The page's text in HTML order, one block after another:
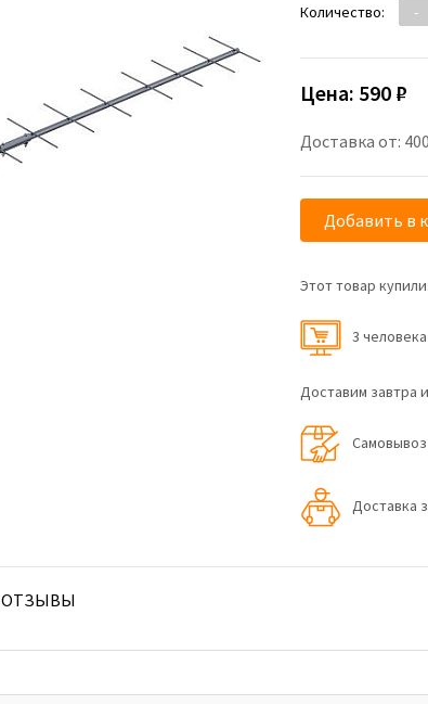
Количество: -
Цена: 590 ₽
Доставка от:
Добавить в
Этот товар купили:
3
Доставим завтра
Самовывоз
Доставка
ОТЗЫВЫ